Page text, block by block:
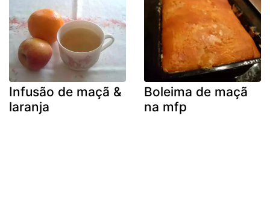
Infusão de maçã &
laranja
Boleima de maçã
na mfp